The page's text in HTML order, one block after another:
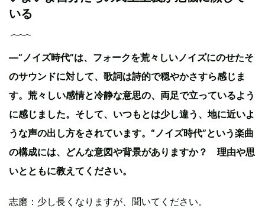
いる
—“ノイズ時代”は、フォークを荒々しいノイズにのせたそ
のサウンドに対して、歌詞は詩的で穏やかさすら感じま
す。荒々しい感情と冷静な意思の、両足で立っているよう
に感じました。そして、いつもとは少し違う、地に近いよ
うな声の出し方をされています。“ノイズ時代”という楽曲
の構成には、どんな意図や背景がありますか？ 理由や思
いとともに教えてください。
志磨：少し長くなりますが、聞いてください。